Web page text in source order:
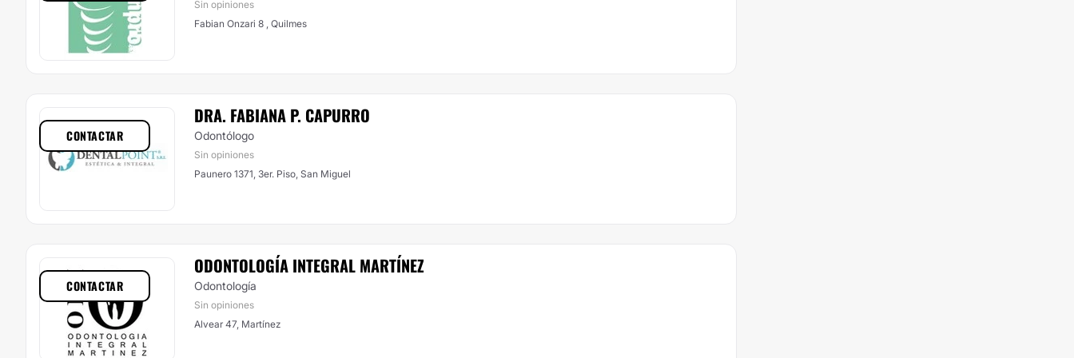
Sin opiniones
Fabian Onzari 8 , Quilmes
DRA. FABIANA P. CAPURRO
Odontólogo
Sin opiniones
Paunero 1371, 3er. Piso, San Miguel
CONTACTAR
ODONTOLOGÍA INTEGRAL MARTÍNEZ
Odontología
Sin opiniones
Alvear 47, Martínez
CONTACTAR